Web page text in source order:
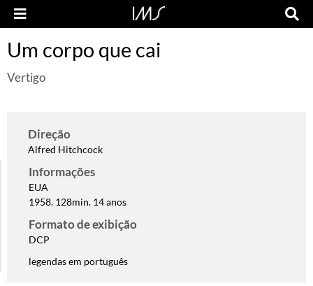
Um corpo que cai
Vertigo
Direção
Alfred Hitchcock
Informações
EUA
1958. 128min. 14 anos
Formato de exibição
DCP
legendas em português